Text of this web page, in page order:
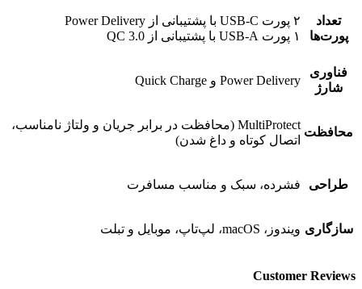
تعداد
پورت‌ها
۲ پورت USB-C با پشتیبانی از Power Delivery
۱ پورت USB-A با پشتیبانی از QC 3.0
فناوری
شارژ
Power Delivery و Quick Charge
محافظت
MultiProtect (محافظت در برابر جریان و ولتاژ نامناسب،
اتصال کوتاه و داغ شدن)
طراحی فشرده، سبک و مناسب مسافرت
سازگاری ویندوز، macOS، لپ‌تاپ، موبایل و تبلت
Customer Reviews